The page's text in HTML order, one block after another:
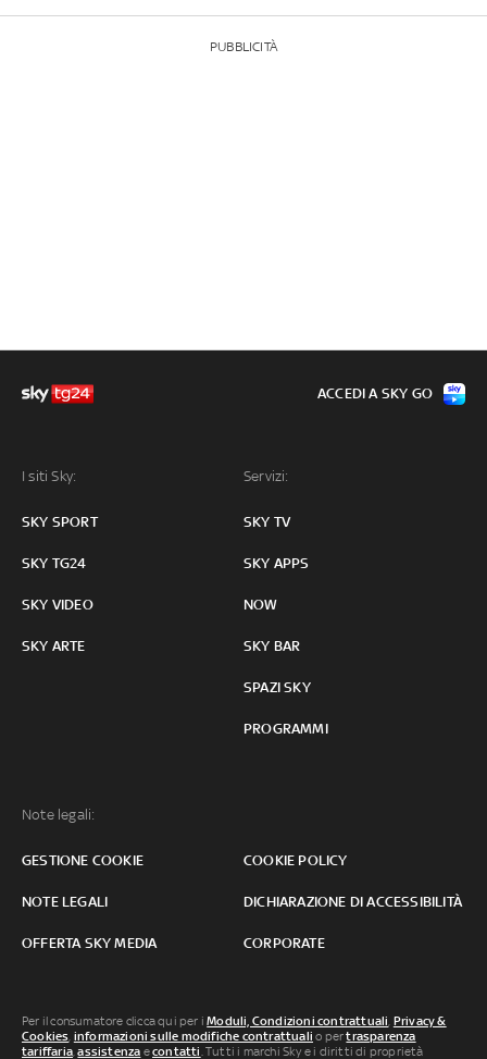
PUBBLICITÀ
I siti Sky:
SKY SPORT
SKY TG24
SKY VIDEO
SKY ARTE
Servizi:
SKY TV
SKY APPS
NOW
SKY BAR
SPAZI SKY
PROGRAMMI
Note legali:
GESTIONE COOKIE COOKIE POLICY
NOTE LEGALI DICHIARAZIONE DI ACCESSIBILITÀ
OFFERTA SKY MEDIA CORPORATE
ACCEDI A SKY GO
Per il consumatore clicca qui per iModuli, Condizioni contrattuali, Privacy &
Cookies, informazioni sulle modifiche contrattuali o pertrasparenza
tariffaria,assistenza econtatti. Tutti i marchi Sky e i diritti di proprietà